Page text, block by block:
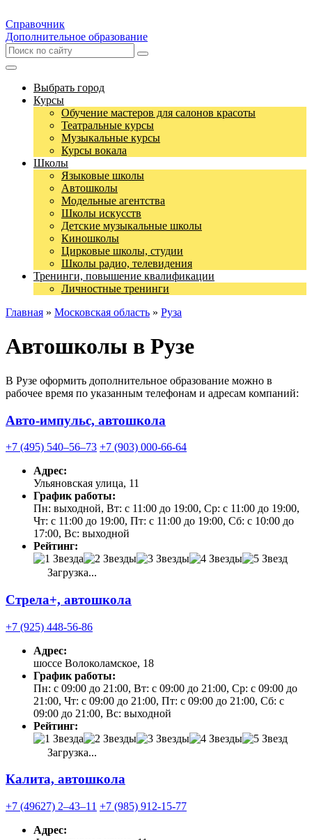
Справочник
Дополнительное образование
Выбрать город
Курсы
Обучение мастеров для салонов красоты
Театральные курсы
Музыкальные курсы
Курсы вокала
Школы
Языковые школы
Автошколы
Модельные агентства
Школы искусств
Детские музыкальные школы
Киношколы
Цирковые школы, студии
Школы радио, телевидения
Тренинги, повышение квалификации
Личностные тренинги
Главная » Московская область » Руза
Автошколы в Рузе
В Рузе оформить дополнительное образование можно в
рабочее время по указанным телефонам и адресам компаний:
Авто-импульс, автошкола
+7 (495) 540‒56‒73 +7 (903) 000-66-64
Адрес:
Ульяновская улица, 11
График работы:
Пн: выходной, Вт: с 11:00 до 19:00, Ср: с 11:00 до 19:00,
Чт: с 11:00 до 19:00, Пт: с 11:00 до 19:00, Сб: с 10:00 до
17:00, Вс: выходной
Рейтинг:
Загрузка...
Стрела+, автошкола
+7 (925) 448-56-86
Адрес:
шоссе Волоколамское, 18
График работы:
Пн: с 09:00 до 21:00, Вт: с 09:00 до 21:00, Ср: с 09:00 до
21:00, Чт: с 09:00 до 21:00, Пт: с 09:00 до 21:00, Сб: с
09:00 до 21:00, Вс: выходной
Рейтинг:
Загрузка...
Калита, автошкола
+7 (49627) 2‒43‒11 +7 (985) 912-15-77
Адрес: